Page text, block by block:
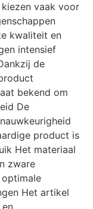
vaak voor
kwaliteit en
intensief
de
bekend om
De
product is
Het materiaal
zware
Het artikel